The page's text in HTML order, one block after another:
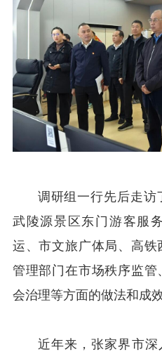
调研组一行先后走访
武陵源景区东门游客服
运、市文旅广体局、高
管理部门在市场秩序监
会治理等方面的做法和
近年来，张家界市深